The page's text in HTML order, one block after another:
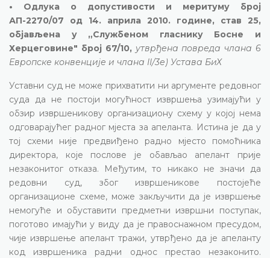
• Одлука о допустивости и меритуму број
АП-2270/07 од 14. априла 2010. године, став 25,
објављена у „Службеном гласнику Босне и
Херцеговине" број 67/10, утврђена повреда члана 6
Европске конвенције и члана II/3е) Устава БиХ
Уставни суд не може прихватити ни аргументе редовног
суда да не постоји могућност извршења узимајући у
обзир извршеникову организациону схему у којој нема
одговарајућег радног мјеста за апеланта. Истина је да у
тој схеми није предвиђено радно мјесто помоћника
директора, које послове је обављао апелант прије
незаконитог отказа. Међутим, то никако не значи да
редовни суд, због извршеникове постојеће
организационе схеме, може закључити да је извршење
немогуће и обуставити предметни извршни поступак,
поготово имајући у виду да је правоснажном пресудом,
чије извршење апелант тражи, утврђено да је апеланту
код извршеника радни однос престао незаконито.